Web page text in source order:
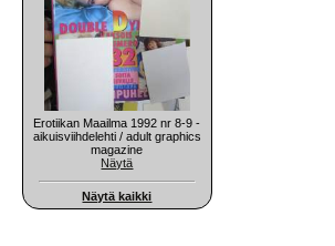
Erotiikan Maailma 1992 nr 8-9 -
aikuisviihdelehti / adult graphics
magazine
Näytä
Näytä kaikki